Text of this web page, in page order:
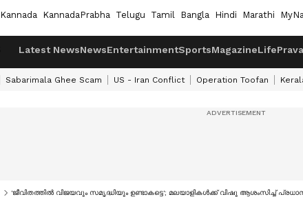
Kannada KannadaPrabha Telugu Tamil Bangla Hindi Marathi
Latest NewsNewsEntertainmentSportsMagazineLife
Sabarimala Ghee Scam US - Iran Conflict Operation Toofan
'ജീവിതത്തിൽ വിജയവും സമൃദ്ധിയും ഉണ്ടാകട്ടെ'; മലയാളികൾക്ക് വിഷു ആശംസിച്ച്